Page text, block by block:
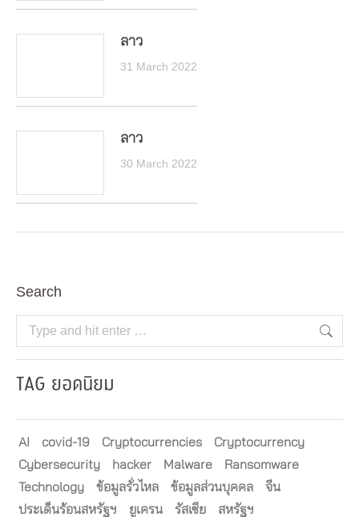
ลาว
31 March 2022
ลาว
30 March 2022
Search
Search:
TAG ยอดนิยม
AI covid-19 Cryptocurrencies
Cryptocurrency
Cybersecurity
hacker Malware
Ransomware
Technology
ข้อมูลรั่วไหล ข้อมูลส่วนบุคคล
จีน
ประเด็นร้อนสหรัฐฯ
ยูเครน รัสเซีย
สหรัฐฯ